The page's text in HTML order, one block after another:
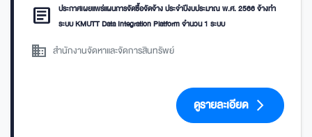
article
ประกาศเผยแพร่แผนการจัดซื้อจัดจ้าง ประจำปีงบประมาณ พ.ศ. 2566 จ้างทำ
ระบบ KMUTT Data Integration Platform จำนวน 1 ระบบ
domain สำนักงานจัดหาและจัดการสินทรัพย์
ดูรายละเอียด arrow_forward_ios